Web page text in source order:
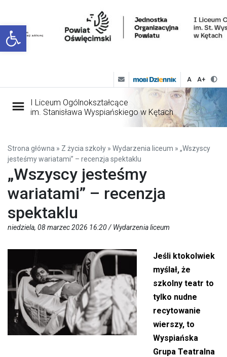
Open toolbar
A A+
I Liceum Ogólnokształcące
im. Stanisława Wyspiańskiego w Kętach
Strona główna » Z życia szkoły » Wydarzenia liceum » „Wszyscy
jesteśmy wariatami” – recenzja spektaklu
„Wszyscy jesteśmy
wariatami” – recenzja
spektaklu
niedziela, 08 marzec 2026 16:20 / Wydarzenia liceum
Jeśli ktokolwiek
myślał, że
szkolny teatr to
tylko nudne
recytowanie
wierszy, to
Wyspiańska
Grupa Teatralna